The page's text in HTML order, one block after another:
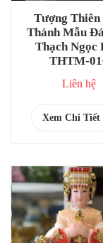
Tượng Thiên
Thánh Mẫu
Thạch Ngọc
THTM-
Liên hệ
Xem Chi Tiết